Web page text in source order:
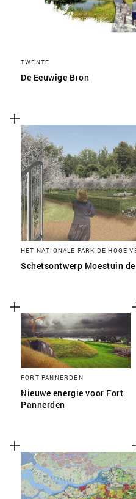
TWENTE
De Eeuwige Bron
HET NATIONALE PARK DE HOGE
Schetsontwerp Moestuin
FORT PANNERDEN
Nieuwe energie voor Fort
Pannerden